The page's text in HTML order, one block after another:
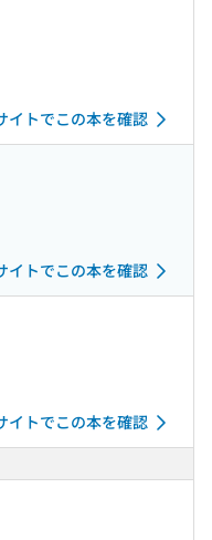
イトでこの本を確認
イトでこの本を確認
イトでこの本を確認